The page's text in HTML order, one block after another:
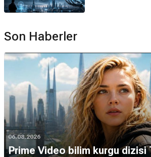
Son Haberler
06.08.2026
Prime Video bilim kurgu dizisi